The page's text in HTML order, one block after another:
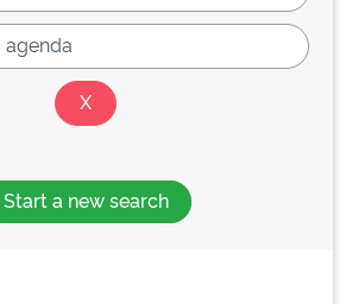
Start a new search